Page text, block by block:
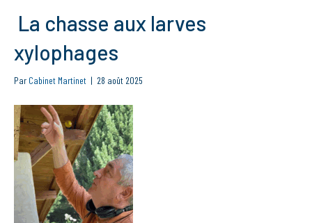
La chasse aux larves
xylophages
Par Cabinet Martinet | 28 août 2025